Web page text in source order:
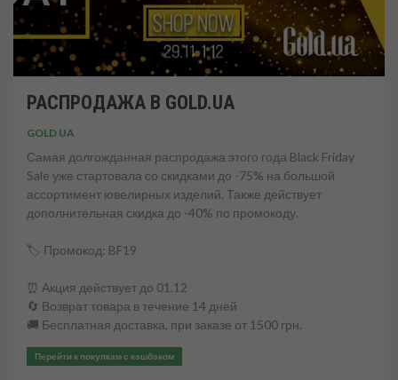
РАСПРОДАЖА В GOLD.UA
GOLD UA
Самая долгожданная распродажа этого года Black Friday
Sale уже стартовала со скидками до -75% на большой
ассортимент ювелирных изделий. Также действует
дополнительная скидка до -40% по промокоду.
🏷️ Промокод: BF19
⏰ Акция действует до 01.12
🔄 Возврат товара в течение 14 дней
🚚 Бесплатная доставка, при заказе от 1500 грн.
Перейти к покупкам с кэшбэком